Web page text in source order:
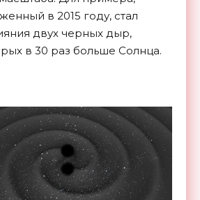
в 2015 году, стал
двух черных дыр,
в 30 раз больше Солнца.